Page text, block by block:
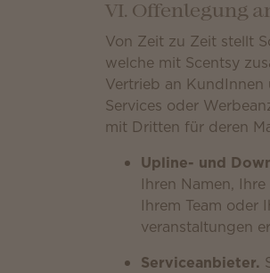
VI. Offenlegung
Von Zeit zu Zeit stellt
welche mit Scentsy
Vertrieb an
Services oder
mit Dritten für deren
Upline- und
Ihren Namen,
Ihrem Team oder
veranstaltungen
Serviceanbieter.